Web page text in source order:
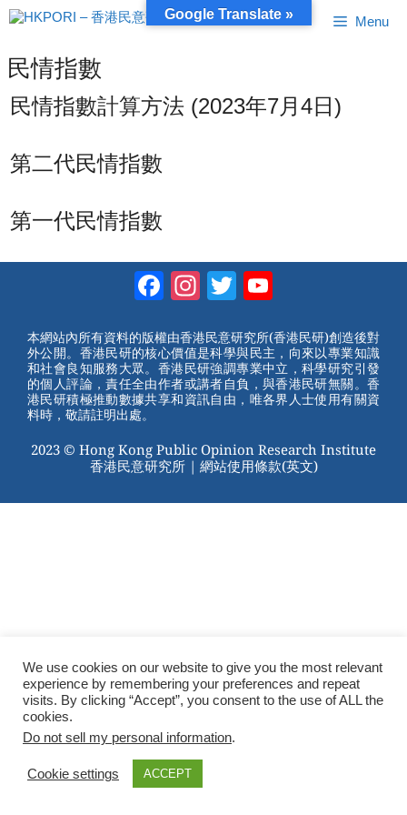
跳
至
容
Menu
民情指數
民情指數計算方法 (2023年7月4日)
第二代民情指數
第一代民情指數
Facebook
Instagram
Twitter
本網站內所有資料的版權由香港民意研究所(香港民研)創造後對
外公開。香港民研的核心價值是科學與民主，向來以專業知識
和社會良知服務大眾。香港民研強調專業中立，科學研究引發
的個人評論，責任全由作者或講者自負，與香港民研無關。香
港民研積極推動數據共享和資訊自由，唯各界人士使用有關資
料時，敬請註明出處。
2023 © Hong Kong Public Opinion Research Institute
香港民意研究所 | 網站使用條款(英文)
We use cookies on our website to give you the most relevant
experience by remembering your preferences and repeat
visits. By clicking “Accept”, you consent to the use of ALL the
cookies.
Do not sell my personal information.
Cookie settings ACCEPT
Google Translate »